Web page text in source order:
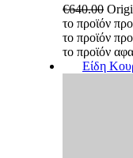
€640.00
το προϊόν
το προϊόν
το προϊόν
Είδη